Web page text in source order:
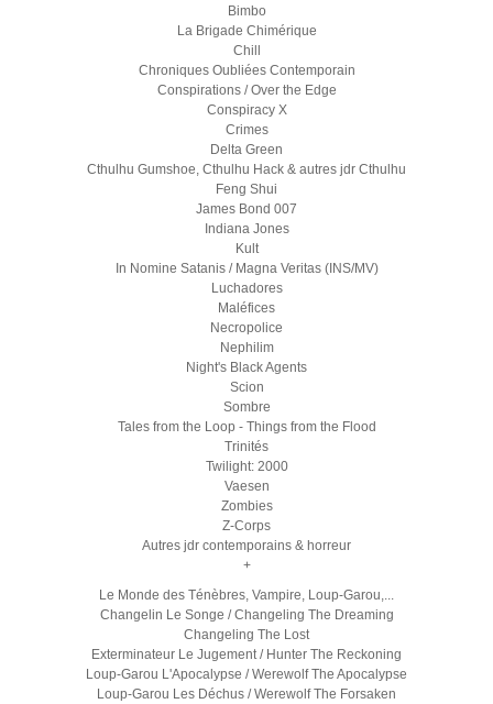
Bimbo
La Brigade Chimérique
Chill
Chroniques Oubliées Contemporain
Conspirations / Over the Edge
Conspiracy X
Crimes
Delta Green
Cthulhu Gumshoe, Cthulhu Hack & autres jdr Cthulhu
Feng Shui
James Bond 007
Indiana Jones
Kult
In Nomine Satanis / Magna Veritas (INS/MV)
Luchadores
Maléfices
Necropolice
Nephilim
Night's Black Agents
Scion
Sombre
Tales from the Loop - Things from the Flood
Trinités
Twilight: 2000
Vaesen
Zombies
Z-Corps
Autres jdr contemporains & horreur
+
Le Monde des Ténèbres, Vampire, Loup-Garou,...
Changelin Le Songe / Changeling The Dreaming
Changeling The Lost
Exterminateur Le Jugement / Hunter The Reckoning
Loup-Garou L'Apocalypse / Werewolf The Apocalypse
Loup-Garou Les Déchus / Werewolf The Forsaken